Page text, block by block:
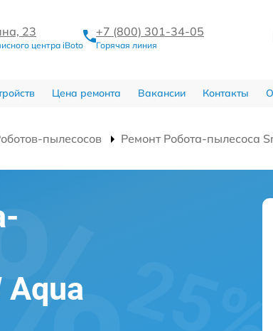
23
центра iBoto
+7 (800) 301-34-05
Горячая линия
Цена ремонта Вакансии Контакты
пылесосов Ремонт Робота-пылесоса
Aqua